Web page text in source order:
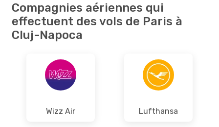
Compagnies aériennes qui
effectuent des vols de Paris à
Cluj-Napoca
Wizz Air Lufthansa